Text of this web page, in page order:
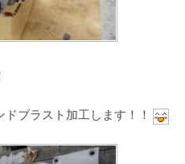
ブラスト加工します！！